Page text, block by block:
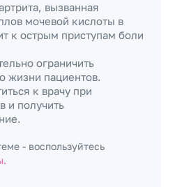
вызванная
мочевой кислоты в
к острым приступам боли
ограничить
жизни пациентов.
к врачу при
и получить
- воспользуйтесь